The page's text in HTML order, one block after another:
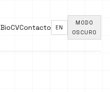
BioCVContacto EN
MODO
OSCURO